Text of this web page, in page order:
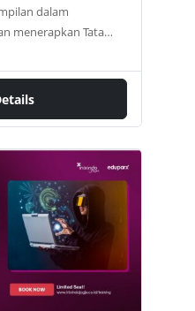
dalam
menerapkan Tata
berbagai topik
Managemen TI seperti
(GRC),
COBIT
proses Tata Kelola TI
mengikuti pelatihan
nilai tambah
Kelola TI dan
Framework COBIT
Cobit 2019
System